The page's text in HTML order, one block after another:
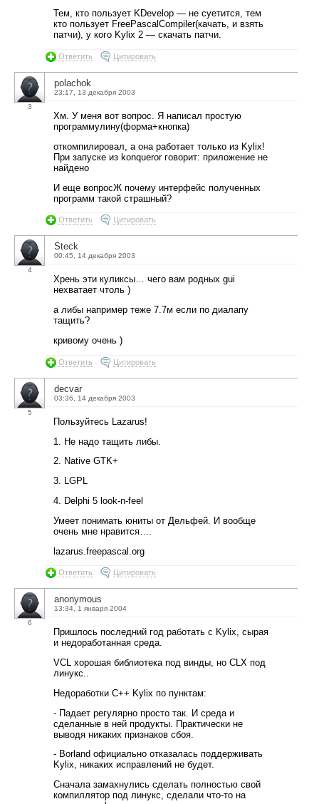
Тем, кто пользует KDevelop — не суетится, тем
кто пользует FreePascalCompiler(качать, и взять
патчи), у кого Kylix 2 — скачать патчи.
Ответить Цитировать
3
polachok
23:17, 13 декабря 2003
Хм. У меня вот вопрос. Я написал простую
программулину(форма+кнопка)
откомпилировал, а она работает только из Kylix!
При запуске из konqueror говорит: приложение не
найдено
И еще вопросЖ почему интерфейс полученных
программ такой страшный?
Ответить Цитировать
4
Steck
00:45, 14 декабря 2003
Хрень эти куликсы… чего вам родных gui
нехватает чтоль )
а либы например теже 7.7м если по диалапу
тащить?
кривому очень )
Ответить Цитировать
5
decvar
03:36, 14 декабря 2003
Пользуйтесь Lazarus!
1. Не надо тащить либы.
2. Native GTK+
3. LGPL
4. Delphi 5 look-n-feel
Умеет понимать юниты от Дельфей. И вообще
очень мне нравится….
lazarus.freepascal.org
Ответить Цитировать
6
anonymous
13:34, 1 января 2004
Пришлось последний год работать с Kylix, сырая
и недоработанная среда.
VCL хорошая библиотека под винды, но CLX под
линукс..
Недоработки С++ Kylix по пунктам:
- Падает регулярно просто так. И среда и
сделанные в ней продукты. Практически не
выводя никаких признаков сбоя.
- Borland официально отказалась поддерживать
Kylix, никаких исправлений не будет.
Сначала замахнулись сделать полностью свой
компиллятор под линукс, сделали что-то на